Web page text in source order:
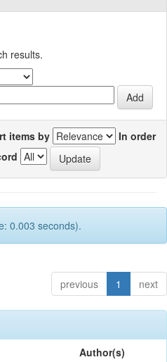
results.
items by
In order
0.003 seconds).
previous 1 next
Author(s)